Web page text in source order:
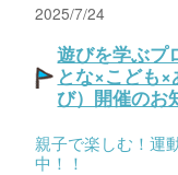
2025/7/24
遊びを学ぶ
とな×こども
び）開催のお
親子で楽しむ！運
中！！